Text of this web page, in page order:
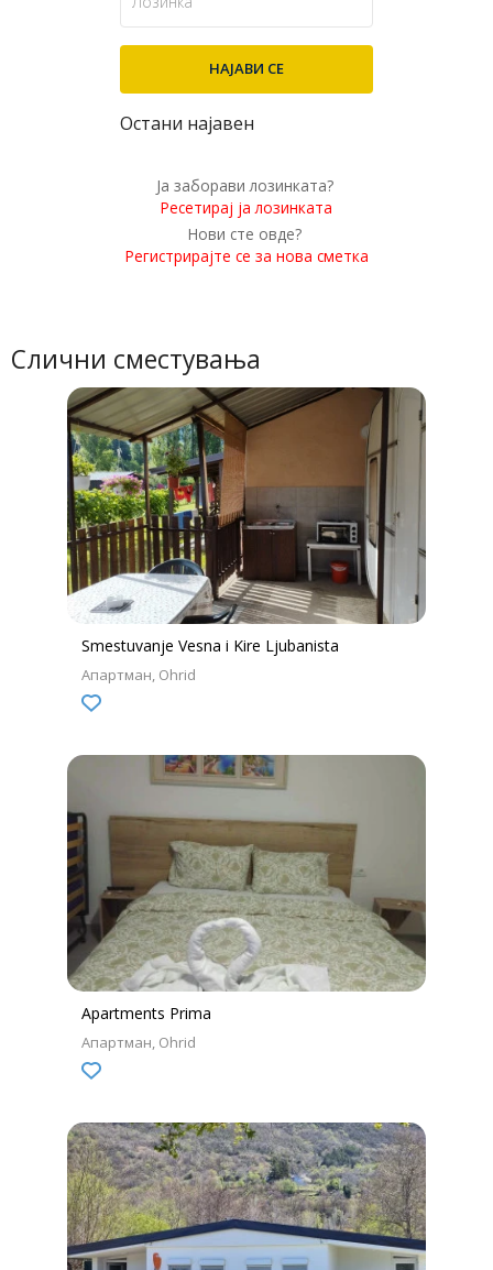
Слични сместувања
Smestuvanje Vesna i Kire Ljubanista
Апартман Ohrid
Apartments Prima
Апартман Ohrid
Остани најавен
Ја заборави лозинката?
Ресетирај ја лозинката
Нови сте овде?
Регистрирајте се за нова сметка